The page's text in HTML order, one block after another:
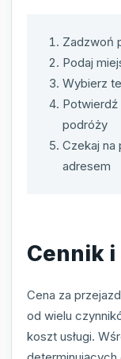
Zadzwoń
Podaj
Wybierz
podróży
Czekaj na
adresem
Cennik i
Cena za
od wielu
koszt usługi.